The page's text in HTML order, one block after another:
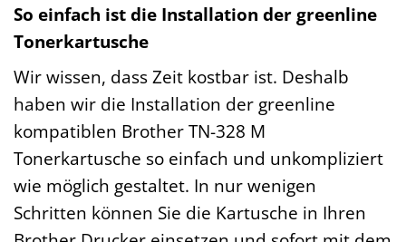
So einfach ist die Installation der greenline
Tonerkartusche
Wir wissen, dass Zeit kostbar ist. Deshalb
haben wir die Installation der greenline
kompatiblen Brother TN-328 M
Tonerkartusche so einfach und unkompliziert
wie möglich gestaltet. In nur wenigen
Schritten können Sie die Kartusche in Ihren